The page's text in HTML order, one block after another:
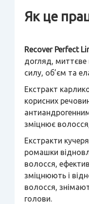
Як це
Recover Perfect
догляд, миттєве
силу, об’єм та
Екстракт
корисних
зміцнює
Екстракти
ромашки
волосся,
зміцнюють і
волосся,
голови.